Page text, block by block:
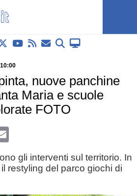
nuove panchine
Maria e scuole
FOTO
Email
gli interventi sul territorio. In
restyling del parco giochi di